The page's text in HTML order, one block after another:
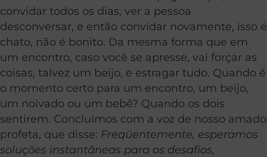
convidar todos os dias, ver a pessoa
desconversar, e então convidar novamente, isso é
chato, não é bonito. Da mesma forma que em
um encontro, caso você se apresse, vai forçar as
coisas, talvez um beijo, e estragar tudo. Quando é
o momento certo para um encontro, um beijo,
um noivado ou um bebê? Quando os dois
sentirem. Concluímos com a voz de nosso amado
profeta, que disse: Freqüentemente, esperamos
soluções instantâneas para os desafios,